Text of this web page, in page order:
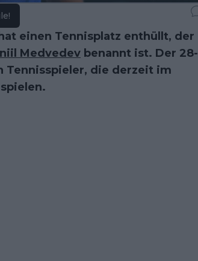
einen Tennisplatz enthüllt, der
Medvedev benannt ist. Der 28-
die derzeit im